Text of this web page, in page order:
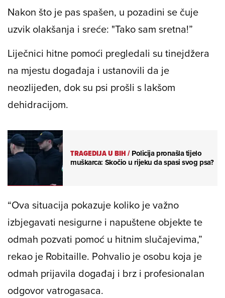
Nakon što je pas spašen, u pozadini se čuje
uzvik olakšanja i sreće: "Tako sam sretna!”
Liječnici hitne pomoći pregledali su tinejdžera
na mjestu događaja i ustanovili da je
neozlijeđen, dok su psi prošli s lakšom
dehidracijom.
TRAGEDIJA U BIH/Policija pronašla tijelo
muškarca: Skočio u rijeku da spasi svog psa?
“Ova situacija pokazuje koliko je važno
izbjegavati nesigurne i napuštene objekte te
odmah pozvati pomoć u hitnim slučajevima,”
rekao je Robitaille. Pohvalio je osobu koja je
odmah prijavila događaj i brz i profesionalan
odgovor vatrogasaca.